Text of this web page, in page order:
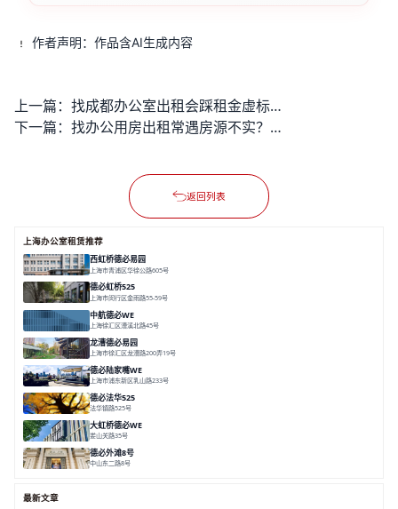
作者声明：作品含AI生成内容
上一篇：
找成都办公室出租会踩租金虚标坑吗？各商圈很新真实报价到底是多少？
下一篇：
找办公用房出租常遇房源不实？怎么选才能合规省心适配企业需求？
返回列表
上海办公室租赁推荐
西虹桥德必易园
上海市青浦区华徐公路605号
德必虹桥525
上海市闵行区金雨路55-59号
中航德必WE
上海徐汇区漕溪北路45号
龙漕德必易园
上海市徐汇区龙漕路200弄19号
德必陆家嘴WE
上海市浦东新区乳山路233号
德必法华525
法华镇路525号
大虹桥德必WE
娄山关路35号
德必外滩8号
中山东二路8号
最新文章